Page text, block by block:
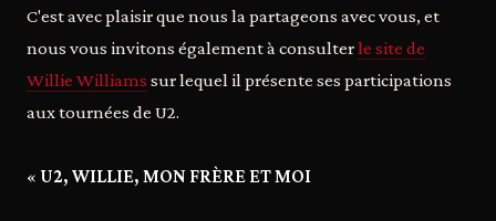
C'est avec plaisir que nous la partageons avec vous, et
nous vous invitons également à consulterle site de
Willie Williams sur lequel il présente ses participations
aux tournées de U2.
« U2, WILLIE, MON FRÈRE ET MOI